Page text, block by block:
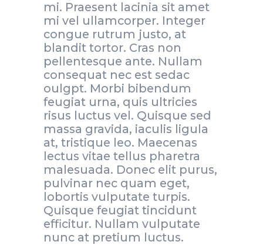
mi. Praesent lacinia sit amet
mi vel ullamcorper. Integer
congue rutrum justo, at
blandit tortor. Cras non
pellentesque ante. Nullam
consequat nec est sedac
oulgpt. Morbi bibendum
feugiat urna, quis ultricies
risus luctus vel. Quisque sed
massa gravida, iaculis ligula
at, tristique leo. Maecenas
lectus vitae tellus pharetra
malesuada. Donec elit purus,
pulvinar nec quam eget,
lobortis vulputate turpis.
Quisque feugiat tincidunt
efficitur. Nullam vulputate
nunc at pretium luctus.